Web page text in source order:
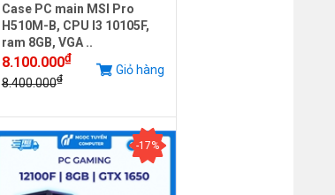
Case PC main MSI Pro
H510M-B, CPU I3 10105F,
ram 8GB, VGA ..
8.100.000₫
8.400.000₫
Giỏ hàng
-17%